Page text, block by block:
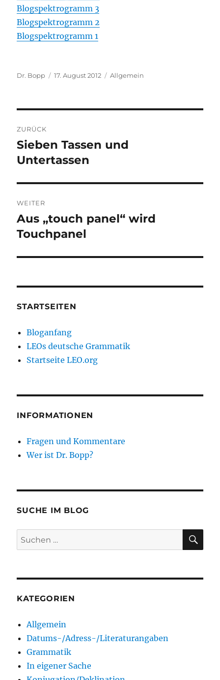
Blogspektrogramm 3
Blogspektrogramm 2
Blogspektrogramm 1
Autor
Dr. Bopp
Veröffentlicht
17. August 2012 Kategorien
Allgemein
ZURÜCK
Vorheriger
Beitrag:
Sieben Tassen und
Untertassen
WEITER
Nächster
Beitrag:
Aus „touch panel“ wird
Touchpanel
STARTSEITEN
Bloganfang
LEOs deutsche Grammatik
Startseite LEO.org
INFORMATIONEN
Fragen und Kommentare
Wer ist Dr. Bopp?
SUCHE IM BLOG
Suchen
nach:
KATEGORIEN
Allgemein
Datums-/Adress-/Literaturangaben
Grammatik
In eigener Sache